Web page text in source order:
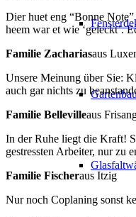
Dier huet eng “Bonne
heem war et wie ‘geleckt’.
Familie Zachariasaus
Unsere Meinung über Sie:
auch gar nichts zu
Familie Bellevilleaus
In der Ruhe liegt die Kraft!
gestressten Arbeiter, nur zu
Familie Fischeraus Itzig
Nur noch Coplaning sonst